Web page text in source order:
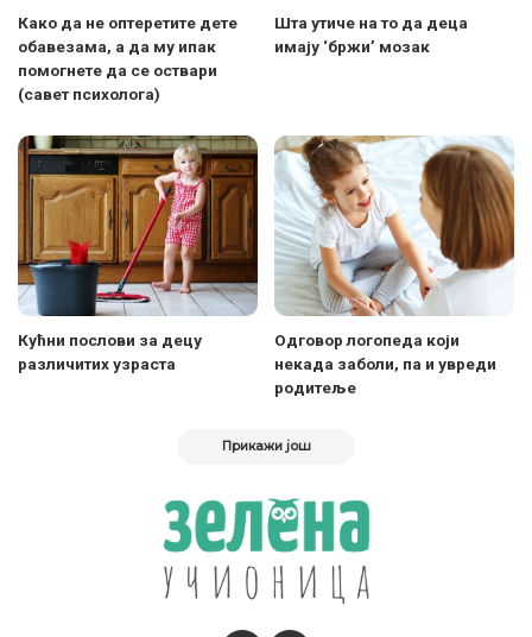
Како да не оптеретите дете
обавезама, а да му ипак
помогнете да се оствари
(савет психолога)
Шта утиче на то да деца
имају ‘бржи’ мозак
Кућни послови за децу
различитих узраста
Одговор логопеда који
некада заболи, па и увреди
родитеље
Прикажи још